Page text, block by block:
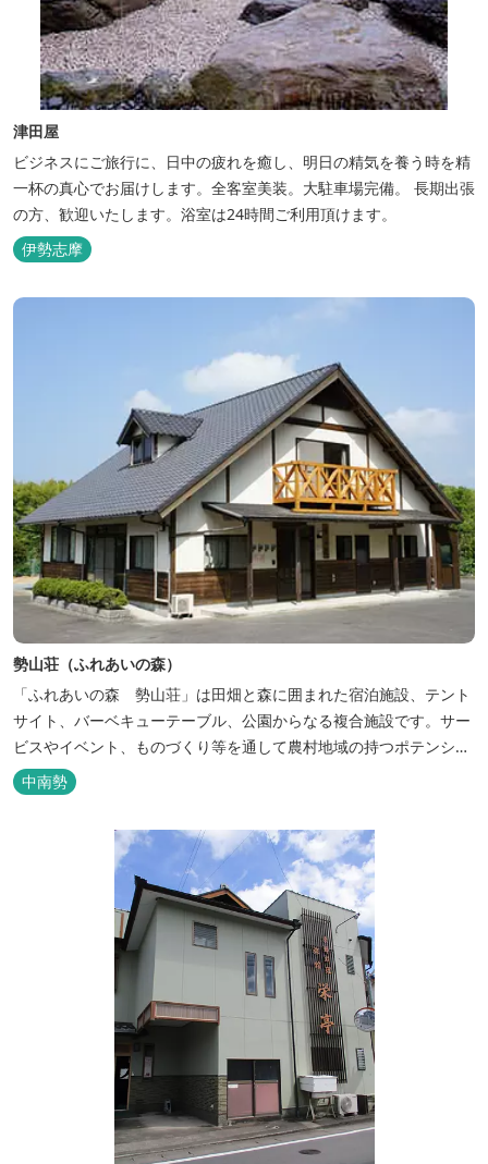
津田屋
ビジネスにご旅行に、日中の疲れを癒し、明日の精気を養う時を精
一杯の真心でお届けします。全客室美装。大駐車場完備。 長期出張
の方、歓迎いたします。浴室は24時間ご利用頂けます。
伊勢志摩
勢山荘（ふれあいの森）
「ふれあいの森 勢山荘」は田畑と森に囲まれた宿泊施設、テント
サイト、バーベキューテーブル、公園からなる複合施設です。サー
ビスやイベント、ものづくり等を通して農村地域の持つポテンシャ
ルを発信しています。 めだかやタガメなど水生生物が生息し、初夏
にはホタルが飛び交う「メダカ池」や、約９０００本のあじさいが
植えられた「あじさいの小径」を散策し、遠い昔に過ごした懐かし
い田舎にタイムスリップしてみま...
中南勢